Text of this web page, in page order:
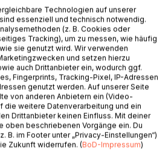
verständlich: Kein Fachjargon, nur
Philosophie verstehen, ohne
quälen? Hier ist Ihre Antwort!
die sich bisher vor der
haben, bringt dieses Buch Leibniz
Technologien auf unserer
essenziell und technisch notwendig.
(z. B. Cookies oder
Tracking), um zu messen, wie häufig
sie genutzt wird. Wir verwenden
und setzen hierzu
auch Drittanbieter ein, wodurch ggf.
Fingerprints, Tracking-Pixel, IP-Adressen
genutzt werden. Auf unserer Seite
von anderen Anbietern ein (Video-
die weitere Datenverarbeitung und ein
Drittanbieter keinen Einfluss. Mit deiner
oben beschriebenen Vorgänge ein. Du
B. im Footer unter „Privacy-Einstellungen“)
Zukunft widerrufen. (BoD-Impressum)